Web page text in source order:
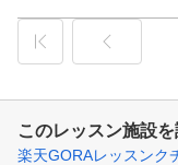
このレッスン施設
楽天GORAレッスンク